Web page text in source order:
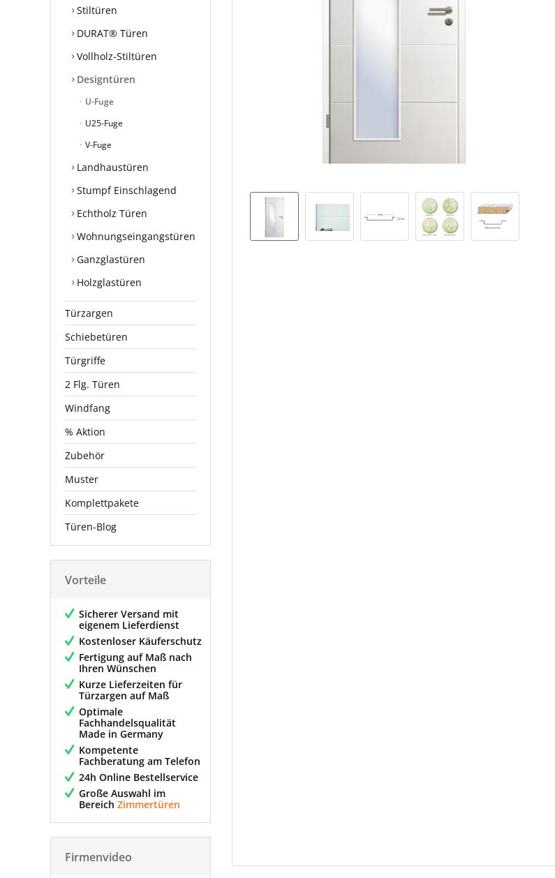
Stiltüren
DURAT® Türen
Vollholz-Stiltüren
Designtüren
U-Fuge
U25-Fuge
V-Fuge
Landhaustüren
Stumpf Einschlagend
Echtholz Türen
Wohnungseingangstüren
Ganzglastüren
Holzglastüren
Türzargen
Schiebetüren
Türgriffe
2 Flg. Türen
Windfang
% Aktion
Zubehör
Muster
Komplettpakete
Türen-Blog
Vorteile
Sicherer Versand mit
eigenem Lieferdienst
Kostenloser Käuferschutz
Fertigung auf Maß nach
Ihren Wünschen
Kurze Lieferzeiten für
Türzargen auf Maß
Optimale
Fachhandelsqualität
Made in Germany
Kompetente
Fachberatung am Telefon
24h Online Bestellservice
Große Auswahl im
Bereich Zimmertüren
Firmenvideo